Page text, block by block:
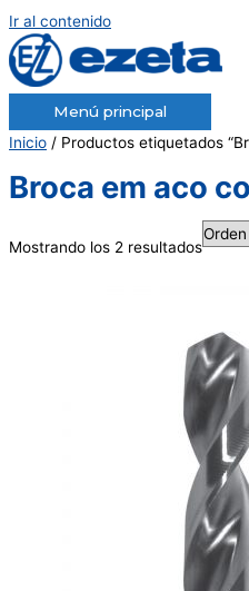
Ir al contenido
Menú principal
Inicio / Productos etiquetados
Broca em aco
Mostrando los 2 resultados